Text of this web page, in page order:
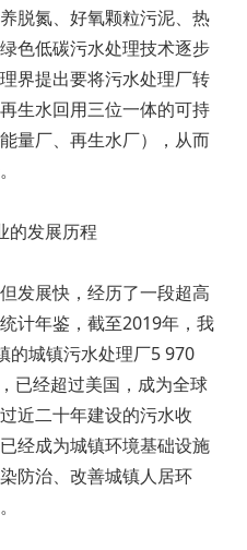
脱氮、好氧颗粒污泥、热
色低碳污水处理技术逐步
界提出要将污水处理厂转
生水回用三位一体的可持
量厂、再生水厂），从而
的发展历程
发展快，经历了一段超高
计年鉴，截至2019年，我
的城镇污水处理厂5 970
已经超过美国，成为全球
近二十年建设的污水收
经成为城镇环境基础设施
防治、改善城镇人居环